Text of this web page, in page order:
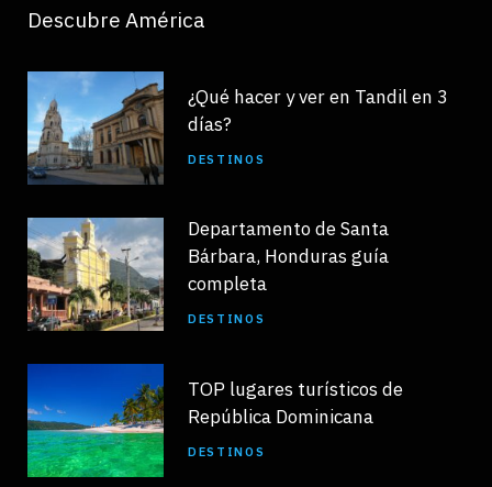
Descubre América
¿Qué hacer y ver en Tandil en 3
días?
DESTINOS
Departamento de Santa
Bárbara, Honduras guía
completa
DESTINOS
TOP lugares turísticos de
República Dominicana
DESTINOS